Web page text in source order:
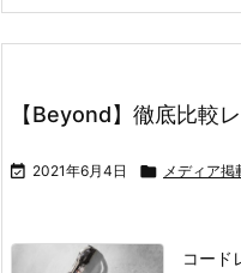
【Beyond】徹底比較
 2021年6月4日  メディア掲
コード